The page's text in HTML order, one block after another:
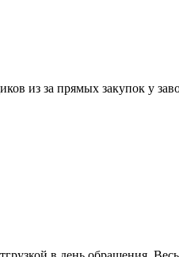
из за прямых закупок у